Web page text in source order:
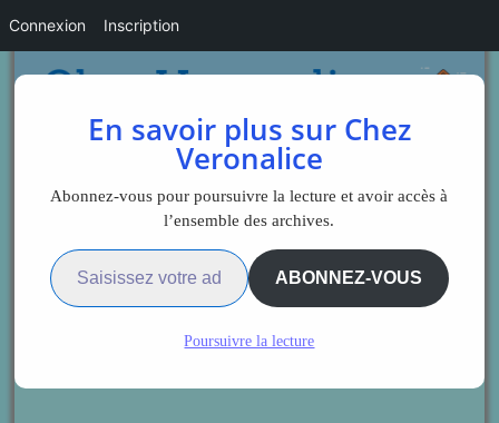
En savoir plus sur Chez
Veronalice
Abonnez-vous pour poursuivre la lecture et avoir accès à
l’ensemble des archives.
Saisissez votre adresse e-mail…
ABONNEZ-VOUS
Poursuivre la lecture
Connexion Inscription